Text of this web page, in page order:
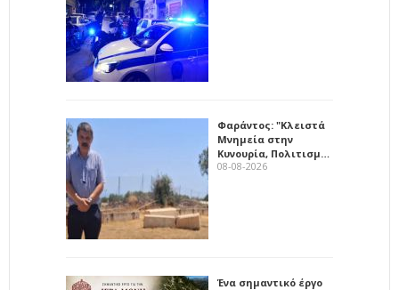
Φαράντος: "Κλειστά
Μνημεία στην
Κυνουρία, Πολιτισμ…
08-08-2026
Ένα σημαντικό έργο